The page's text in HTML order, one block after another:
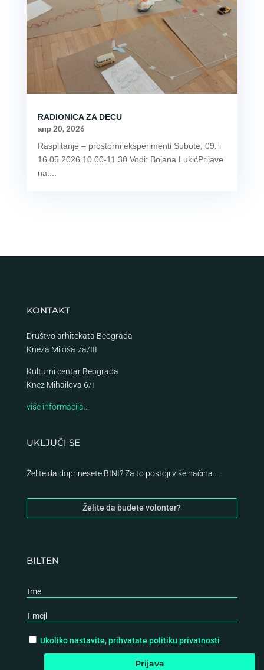
RADIONICA ZA DECU
апр 20, 2026
Rasplitanje – prostorni eksperimenti Subote, 09. i
16.05.2026.10.00-11.30 Vodi: Bojana LukićPrijave
na:...
KONTAKT
Društvo arhitekata Beograda
Kneza Miloša 7a/III
Kulturni centar Beograda
Knez Mihailova 6/I
više informacija…
UKLJUČI SE
Želite da doprinesete BINI? Za to postoji više načina…
Želite da budete volonter?
BILTEN
Ukoliko nastavite, prihvatate politiku privatnosti